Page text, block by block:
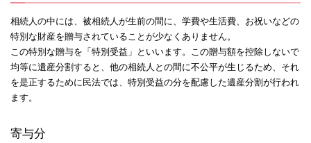
相続人の中には、被相続人が生前の間に、学費や生活費、お祝いなどの
特別な財産を贈与されていることが少なくありません。
この特別な贈与を「特別受益」といいます。この贈与額を控除しないで
均等に遺産分割すると、他の相続人との間に不公平が生じるため、それ
を是正するために民法では、特別受益の分を配慮した遺産分割が行われ
ます。
寄与分